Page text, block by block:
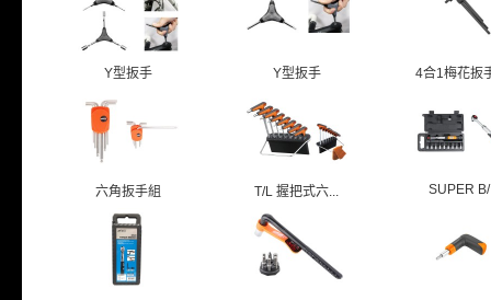
Y型扳手 Y型扳手 4合1梅花扳
六角扳手組 T/L 握把式六... SUPER